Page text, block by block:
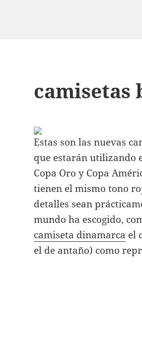
camisetas
Estas son las nuevas
que estarán utilizando
Copa Oro y Copa
tienen el mismo tono
detalles sean
mundo ha escogido,
camiseta dinamarca el
el de antaño) como